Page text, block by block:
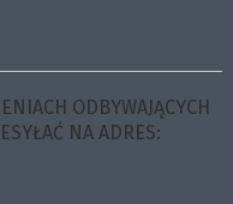
ODBYWAJĄCYCH
NA ADRES: